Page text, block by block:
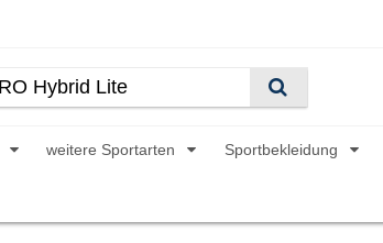
weitere Sportarten Sportbekleidung